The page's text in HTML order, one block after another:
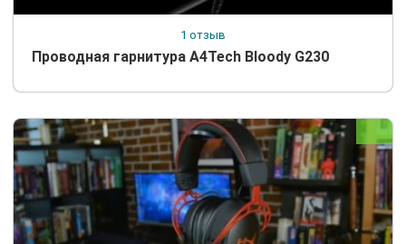
1 отзыв
Проводная гарнитура A4Tech Bloody G230